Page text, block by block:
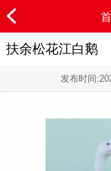
扶余松花江白鹅
发布时间: